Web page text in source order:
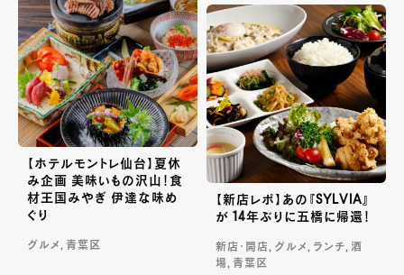
【ホテルモントレ仙台】夏休
み企画 美味いもの沢山！食
材王国みやぎ 伊達な味め
ぐり
グルメ, 青葉区
【新店レポ】あの『SYLVIA』
が 14年ぶりに五橋に帰還！
新店・開店, グルメ, ランチ, 酒
場, 青葉区